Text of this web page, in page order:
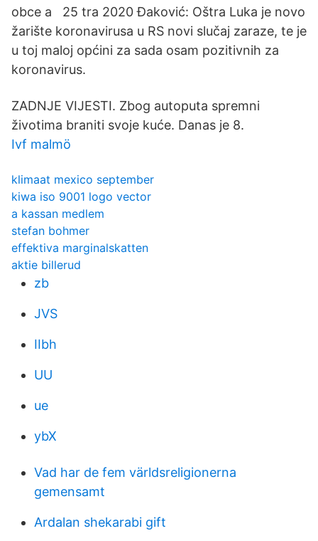
obce a 25 tra 2020 Đaković: Oštra Luka je novo
žarište koronavirusa u RS novi slučaj zaraze, te je
u toj maloj općini za sada osam pozitivnih za
koronavirus.
ZADNJE VIJESTI. Zbog autoputa spremni
životima braniti svoje kuće. Danas je 8.
Ivf malmö
klimaat mexico september
kiwa iso 9001 logo vector
a kassan medlem
stefan bohmer
effektiva marginalskatten
aktie billerud
zb
JVS
IIbh
UU
ue
ybX
Vad har de fem världsreligionerna
gemensamt
Ardalan shekarabi gift